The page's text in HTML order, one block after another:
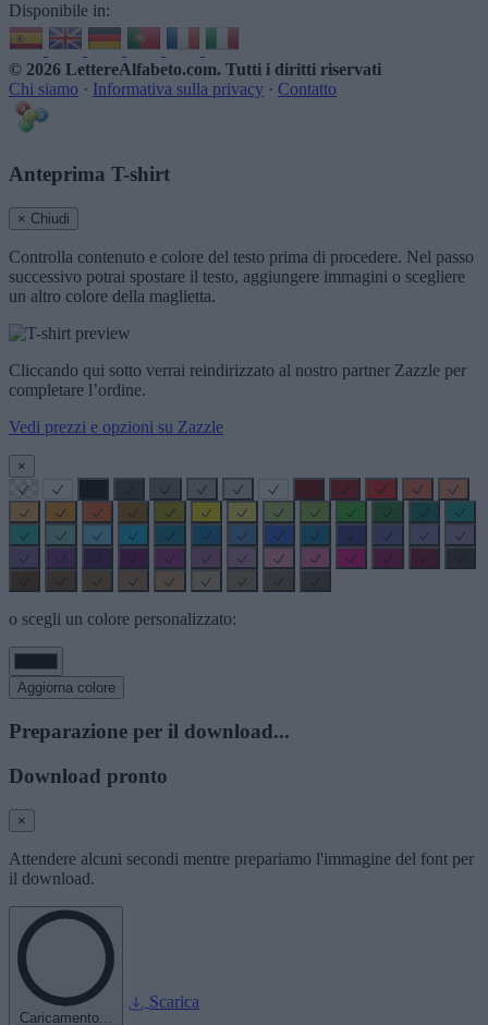
Disponibile in:
© 2026 LettereAlfabeto.com. Tutti i diritti riservati
Chi siamo · Informativa sulla privacy · Contatto
Anteprima T-shirt
× Chiudi
Controlla contenuto e colore del testo prima di procedere. Nel passo
successivo potrai spostare il testo, aggiungere immagini o scegliere
un altro colore della maglietta.
Cliccando qui sotto verrai reindirizzato al nostro partner Zazzle per
completare l’ordine.
Vedi prezzi e opzioni su Zazzle
×
o scegli un colore personalizzato:
Aggiorna colore
Preparazione per il download...
Download pronto
×
Attendere alcuni secondi mentre prepariamo l'immagine del font per
il download.
Caricamento...
Scarica